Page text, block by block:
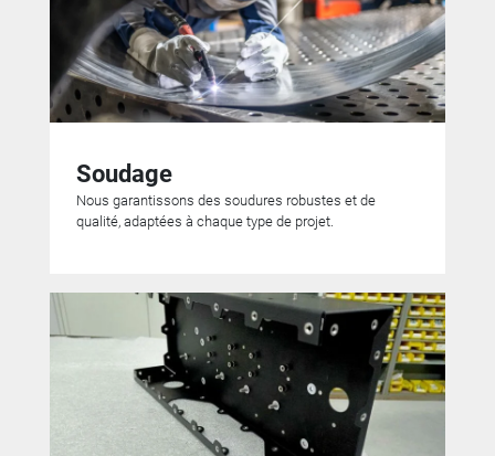
Soudage
Nous garantissons des soudures robustes et de
qualité, adaptées à chaque type de projet.